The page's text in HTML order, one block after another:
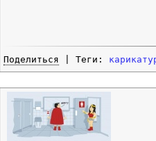
Поделиться | Теги: